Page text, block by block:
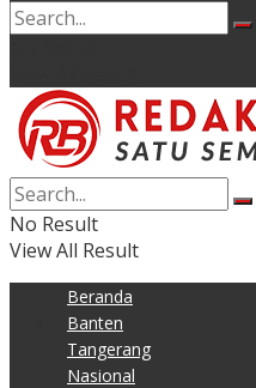
No Result
View All Result
Beranda
Banten
Tangerang
Nasional